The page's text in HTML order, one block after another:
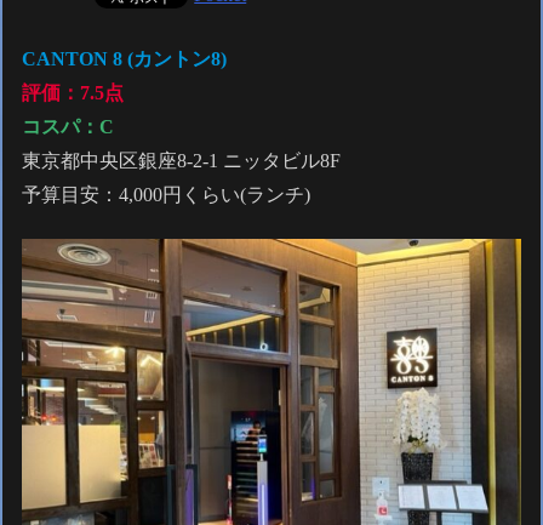
CANTON 8 (カントン8)
評価：7.5点
コスパ：C
東京都中央区銀座8-2-1 ニッタビル8F
予算目安：4,000円くらい(ランチ)